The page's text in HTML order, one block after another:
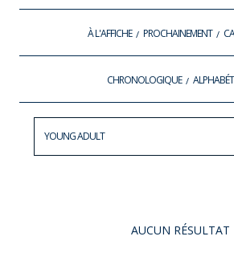
À L'AFFICHE PROCHAINEMENT
CHRONOLOGIQUE
YOUNG ADULT
AUCUN RÉSULTAT